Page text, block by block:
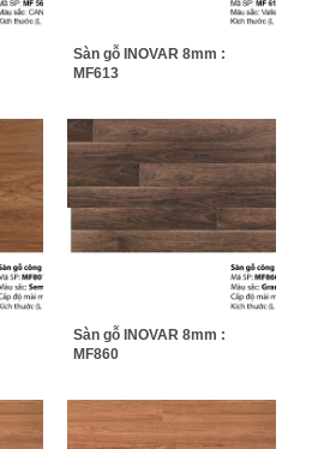
Sàn gỗ INOVAR 8mm :
MF613
Sàn gỗ INOVAR 8mm :
MF860